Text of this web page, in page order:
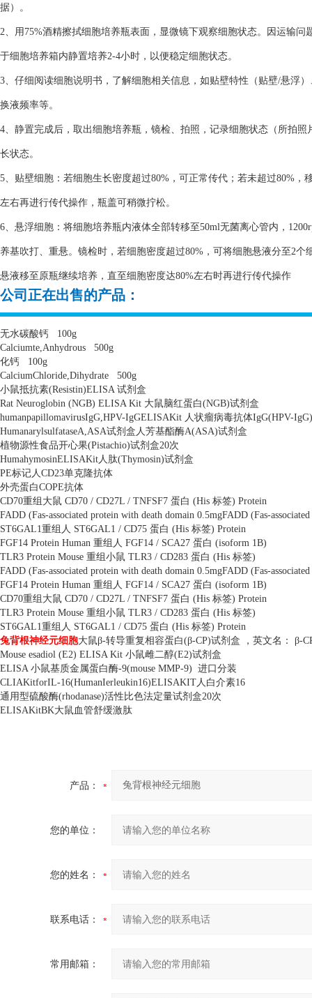
据）。
2、用75%酒精擦拭细胞培养瓶表面，显微镜下观察细胞状态。因运输
于细胞培养箱内静置培养2-4小时，以便稳定细胞状态。
3、仔细阅读细胞说明书，了解细胞相关信息，如贴壁特性（贴壁/悬浮
换液频率等。
4、静置完成后，取出细胞培养瓶，镜检、拍照，记录细胞状态（所拍
长状态。
5、贴壁细胞：若细胞生长密度超过80%，可正常传代；若未超过80%
左右再进行传代操作，瓶盖可稍微拧松。
6、悬浮细胞：将细胞培养瓶内液体全部转移至50ml无菌离心管内，
养基吹打、重悬。镜检时，若细胞密度超过80%，可将细胞悬液分至2
悬液移至原瓶继续培养，直至细胞密度达80%左右时再进行传代操作
公司正在出售的产品：
无水碳酸钙
100g
Calciumte,Anhydrous
500g
化钙
100g
CalciumChloride,Dihydrate
500g
小鼠抵抗素(Resistin)ELISA 试剂盒
Rat Neuroglobin (NGB) ELISA Kit 大鼠脑红蛋白(NGB)试剂盒
humanpapillomavirusIgG,HPV-IgGELISAKit 人状瘤病毒抗体IgG(HPV-IgG)
HumanarylsulfataseA,ASA试剂盒人芳基酯酶A(ASA)试剂盒
植物源性食品开心果(Pistachio)试剂盒20次
HumahymosinELISAKit人肽(Thymosin)试剂盒
PE标记人CD23单克隆抗体
外壳蛋白COPE抗体
CD70重组大鼠 CD70 / CD27L / TNFSF7 蛋白 (His 标签) Protein
FADD (Fas-associated protein with death domain 0.5mgFADD (Fas-
ST6GAL1重组人 ST6GAL1 / CD75 蛋白 (His 标签) Protein
FGF14 Protein Human 重组人 FGF14 / SCA27 蛋白 (isoform 1B)
TLR3 Protein Mouse 重组小鼠 TLR3 / CD283 蛋白 (His 标签)
FADD (Fas-associated protein with death domain 0.5mgFADD (Fas-
FGF14 Protein Human 重组人 FGF14 / SCA27 蛋白 (isoform 1B)
CD70重组大鼠 CD70 / CD27L / TNFSF7 蛋白 (His 标签) Protein
TLR3 Protein Mouse 重组小鼠 TLR3 / CD283 蛋白 (His 标签)
ST6GAL1重组人 ST6GAL1 / CD75 蛋白 (His 标签) Protein
兔背根神经元细胞大鼠β-转导重复相容蛋白(β-CP)试剂盒 ，英文名： β-
Mouse esadiol (E2) ELISA Kit 小鼠雌二醇(E2)试剂盒
ELISA 小鼠基质金属蛋白酶-9(mouse MMP-9) 进口分装
CLIAKitforIL-16(HumanIerleukin16)ELISAKIT人白介素16
通用型硫酸酶(rhodanase)活性比色法定量试剂盒20次
ELISAKitBK大鼠血管舒缓激肽
产品：
您的单位：
您的姓名：
联系电话：
常用邮箱：